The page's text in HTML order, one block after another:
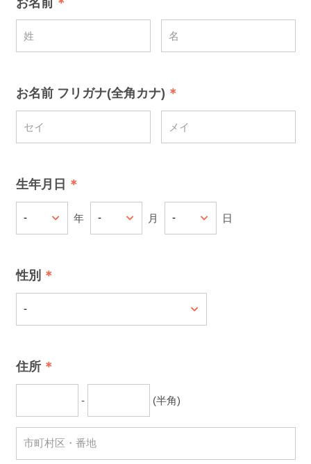
お名前 フリガナ(全角カナ)
生年月日
年 月 日
性別
住所
- (半角)